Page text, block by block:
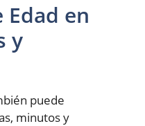
Edad en
y
puede
minutos y